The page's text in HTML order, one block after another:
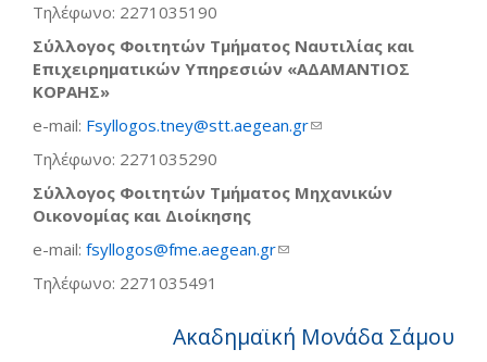
Τηλέφωνο: 2271035190
Σύλλογος Φοιτητών Τμήματος Ναυτιλίας και
Επιχειρηματικών Υπηρεσιών «ΑΔΑΜΑΝΤΙΟΣ
ΚΟΡΑΗΣ»
e-mail: Fsyllogos.tney@stt.aegean.gr(link sends e-mail)
Τηλέφωνο: 2271035290
Σύλλογος Φοιτητών Τμήματος Μηχανικών
Οικονομίας και Διοίκησης
e-mail: fsyllogos@fme.aegean.gr(link sends e-mail)
Τηλέφωνο: 2271035491
Ακαδημαϊκή Μονάδα Σάμου